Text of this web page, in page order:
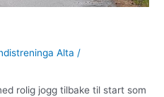
Alta /
rolig jogg tilbake til start som